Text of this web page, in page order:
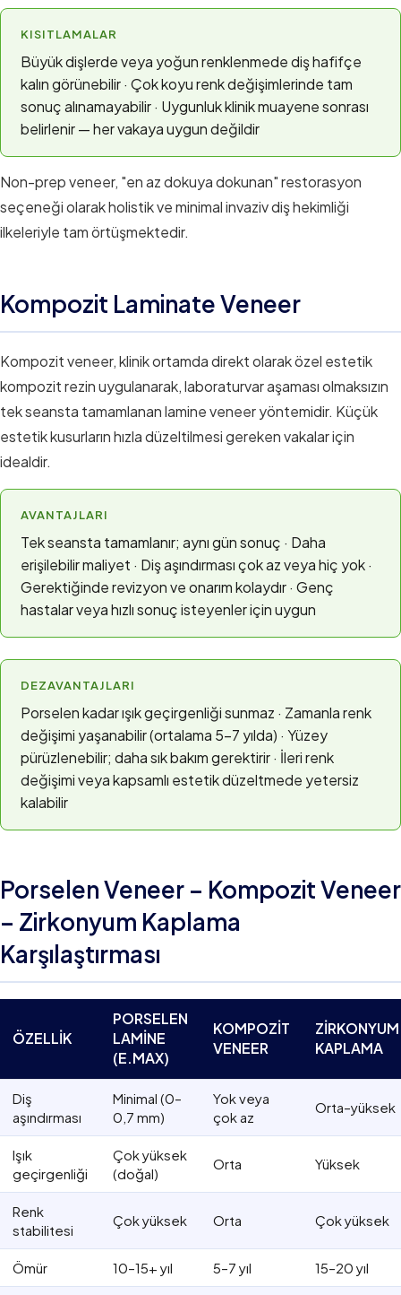
KISITLAMALAR
Büyük dişlerde veya yoğun renklenmede diş hafifçe
kalın görünebilir · Çok koyu renk değişimlerinde tam
sonuç alınamayabilir · Uygunluk klinik muayene sonrası
belirlenir — her vakaya uygun değildir
Non-prep veneer, "en az dokuya dokunan" restorasyon
seçeneği olarak holistik ve minimal invaziv diş hekimliği
ilkeleriyle tam örtüşmektedir.
Kompozit Laminate Veneer
Kompozit veneer, klinik ortamda direkt olarak özel estetik
kompozit rezin uygulanarak, laboraturvar aşaması olmaksızın
tek seansta tamamlanan lamine veneer yöntemidir. Küçük
estetik kusurların hızla düzeltilmesi gereken vakalar için
idealdir.
AVANTAJLARI
Tek seansta tamamlanır; aynı gün sonuç · Daha
erişilebilir maliyet · Diş aşındırması çok az veya hiç yok ·
Gerektiğinde revizyon ve onarım kolaydır · Genç
hastalar veya hızlı sonuç isteyenler için uygun
DEZAVANTAJLARI
Porselen kadar ışık geçirgenliği sunmaz · Zamanla renk
değişimi yaşanabilir (ortalama 5–7 yılda) · Yüzey
pürüzlenebilir; daha sık bakım gerektirir · İleri renk
değişimi veya kapsamlı estetik düzeltmede yetersiz
kalabilir
Porselen Veneer – Kompozit Veneer
– Zirkonyum Kaplama
Karşılaştırması
ÖZELLIK
PORSELEN
LAMINE
(E.MAX)
KOMPOZIT
VENEER
ZIRKONYUM
KAPLAMA
Diş
aşındırması
Minimal (0–
0,7 mm)
Yok veya
çok az
Orta–yüksek
Işık
geçirgenliği
Çok yüksek
(doğal)
Orta Yüksek
Renk
stabilitesi
Çok yüksek Orta Çok yüksek
Ömür 10–15+ yıl 5–7 yıl 15–20 yıl